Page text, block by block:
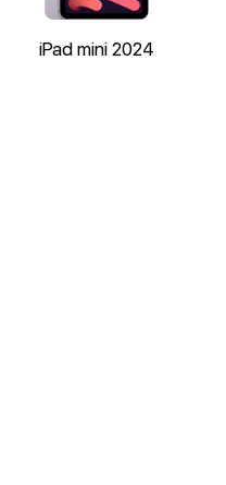
iPad mini 2024